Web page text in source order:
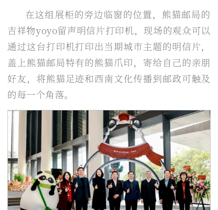
在这组展柜的旁边临窗的位置，熊猫邮局的
吉祥物yoyo留声明信片打印机，现场的观众可以
通过这台打印机打印出当期城市主题的明信片，
盖上熊猫邮局特有的熊猫爪印，寄给自己的亲朋
好友，将熊猫足迹和西南文化传播到邮政可触及
的每一个角落。